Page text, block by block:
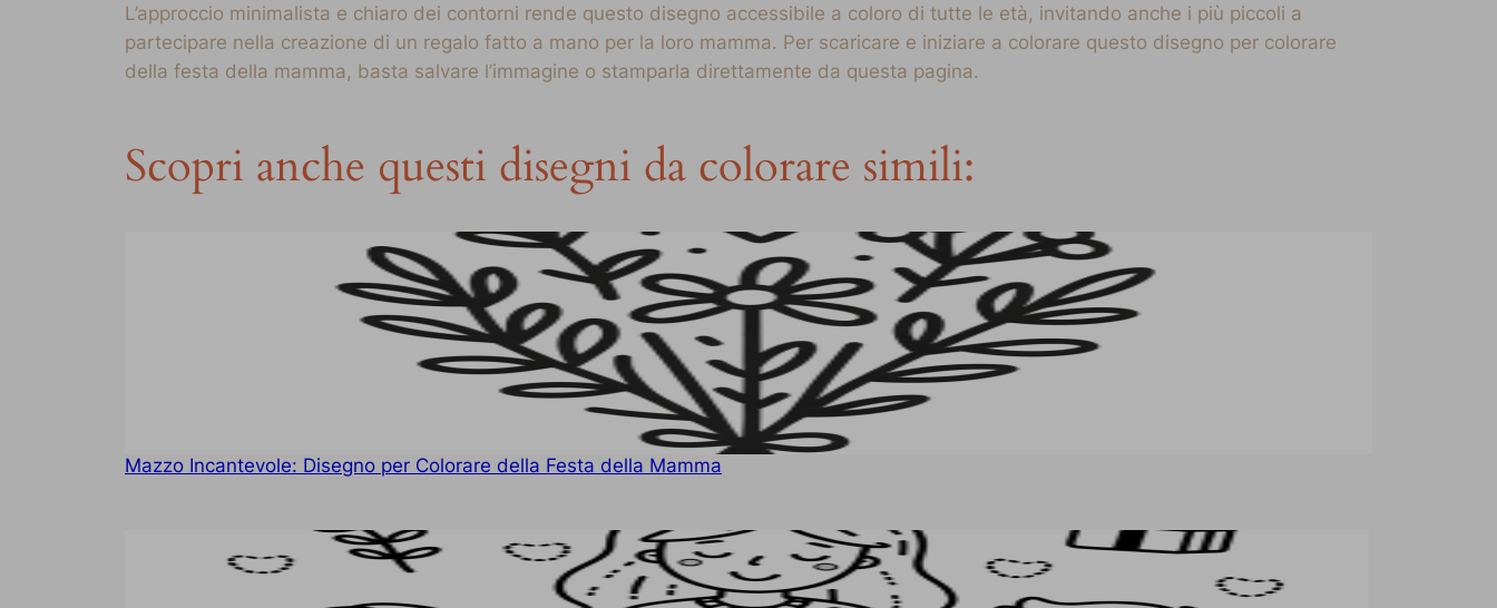
L’approccio minimalista e chiaro dei contorni rende questo disegno accessibile a coloro di tutte le età, invitando anche i più piccoli a
partecipare nella creazione di un regalo fatto a mano per la loro mamma. Per scaricare e iniziare a colorare questo disegno per colorare
della festa della mamma, basta salvare l’immagine o stamparla direttamente da questa pagina.
Scopri anche questi disegni da colorare simili:
Mazzo Incantevole: Disegno per Colorare della Festa della Mamma